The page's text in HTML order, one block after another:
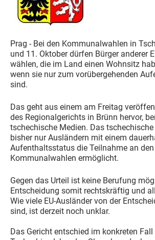
Prag - Bei den Kommunalwahlen in
und 11. Oktober dürfen Bürger anderer
wählen, die im Land einen Wohnsitz
wenn sie nur zum vorübergehenden
sind.
Das geht aus einem am Freitag
des Regionalgerichts in Brünn hervor,
tschechische Medien. Das
bisher nur Ausländern mit einem
Aufenthaltsstatus die Teilnahme an den
Kommunalwahlen ermöglicht.
Gegen das Urteil ist keine Berufung
Entscheidung somit rechtskräftig und
Wie viele EU-Ausländer von der
sind, ist derzeit noch unklar.
Das Gericht entschied im konkreten Fall